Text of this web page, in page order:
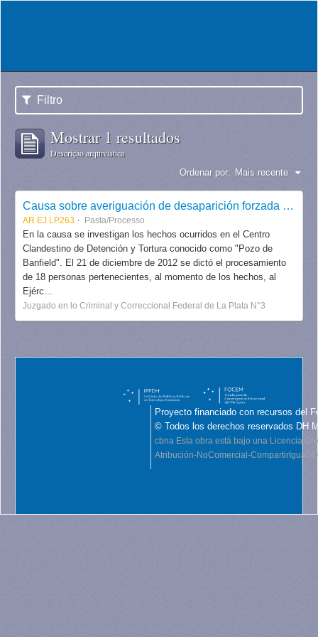
Filtro
Mostrar 1 resultados
Descrição arquivística
Ordenar por: Mais recente
Causa sobre averiguación de desaparición forzada de personas (Pozo de Banfield)
AR EJ LP263 Pasta/Processo
En la causa se investigan los hechos ocurridos en el Centro
Clandestino de Detención y Tortura conocido como "Pozo de
Banfield". El 21 de diciembre de 2012 se dictó el procesamiento
de 18 personas pertenecientes, al momento de los hechos, al
Ejérc...
Juzgado en lo Criminal y Correccional Federal de La Plata N°3
Proyecto financiado con recursos del
© Todos los derechos reservados DH
cbna Esta obra está bajo una Licencia
Atribución-NoComercial-CompartirIgual